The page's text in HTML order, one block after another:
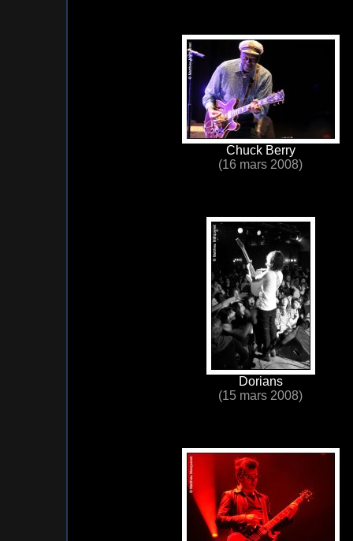
Chuck Berry
(16 mars 2008)
Dorians
(15 mars 2008)